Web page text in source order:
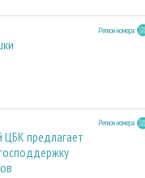
Регион номера
Регион номера
ЦБК предлагает